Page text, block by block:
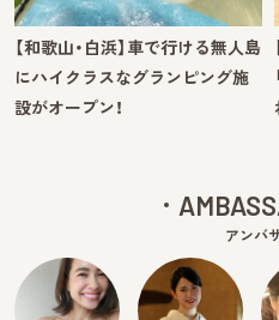
【和歌山・白浜】車で行ける無人島
にハイクラスなグランピング施
設がオープン！
アンバ